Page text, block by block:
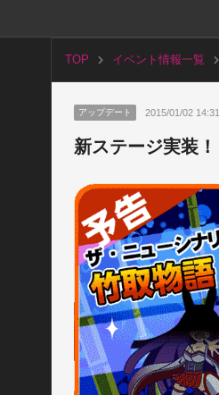
TOP イベント情報一覧
アップデート 2015/01/02 14:31
新ステージ実装！